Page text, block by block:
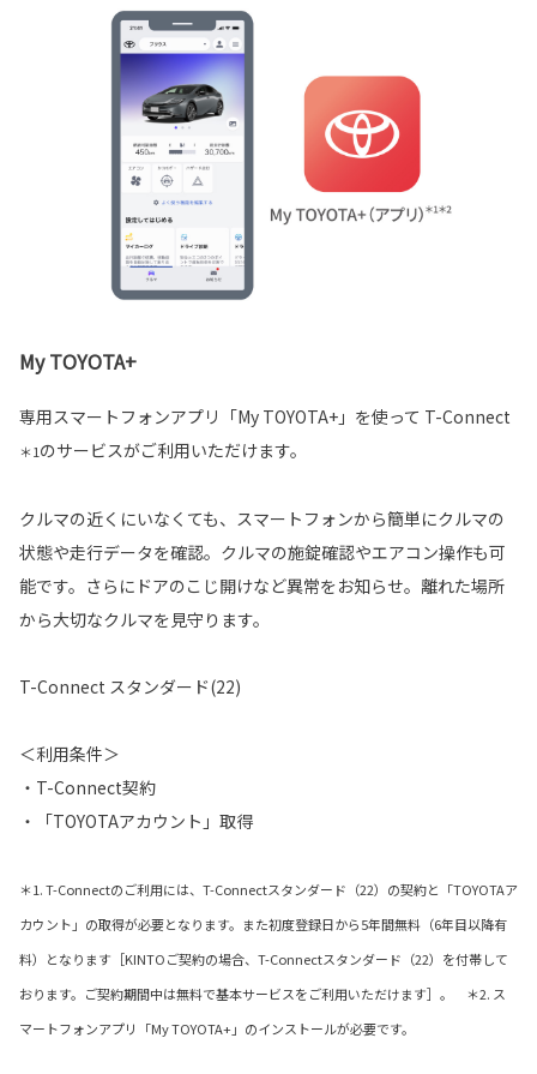
My TOYOTA+
専用スマートフォンアプリ「My TOYOTA+」を使って T-Connect
＊1のサービスがご利用いただけます。
クルマの近くにいなくても、スマートフォンから簡単にクルマの
状態や走行データを確認。クルマの施錠確認やエアコン操作も可
能です。さらにドアのこじ開けなど異常をお知らせ。離れた場所
から大切なクルマを見守ります。
T-Connect スタンダード(22)
＜利用条件＞
・T-Connect契約
・「TOYOTAアカウント」取得
＊1. T-Connectのご利用には、T-Connectスタンダード（22）の契約と「TOYOTAア
カウント」の取得が必要となります。また初度登録日から5年間無料（6年目以降有
料）となります［KINTOご契約の場合、T-Connectスタンダード（22）を付帯して
おります。ご契約期間中は無料で基本サービスをご利用いただけます］。 ＊2. ス
マートフォンアプリ「My TOYOTA+」のインストールが必要です。